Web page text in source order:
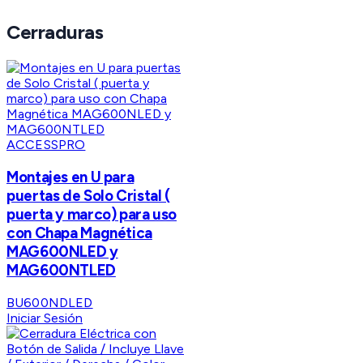
Cerraduras
ACCESSPRO
Montajes en U para
puertas de Solo Cristal (
puerta y marco) para uso
con Chapa Magnética
MAG600NLED y
MAG600NTLED
BU600NDLED
Iniciar Sesión